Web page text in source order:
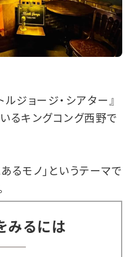
ジョージ・シアター』
るキングコング西野で
るモノ」というテーマで
みるには